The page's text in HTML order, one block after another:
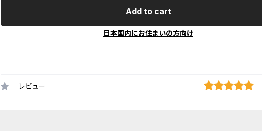
Add to cart
日本国内にお住まいの方向け
レビュー